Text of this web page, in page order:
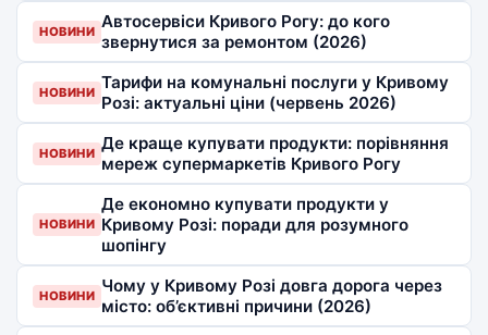
НОВИНИ Автосервіси Кривого Рогу: до кого
звернутися за ремонтом (2026)
НОВИНИ Тарифи на комунальні послуги у Кривому
Розі: актуальні ціни (червень 2026)
НОВИНИ Де краще купувати продукти: порівняння
мереж супермаркетів Кривого Рогу
НОВИНИ
Де економно купувати продукти у
Кривому Розі: поради для розумного
шопінгу
НОВИНИ Чому у Кривому Розі довга дорога через
місто: об’єктивні причини (2026)